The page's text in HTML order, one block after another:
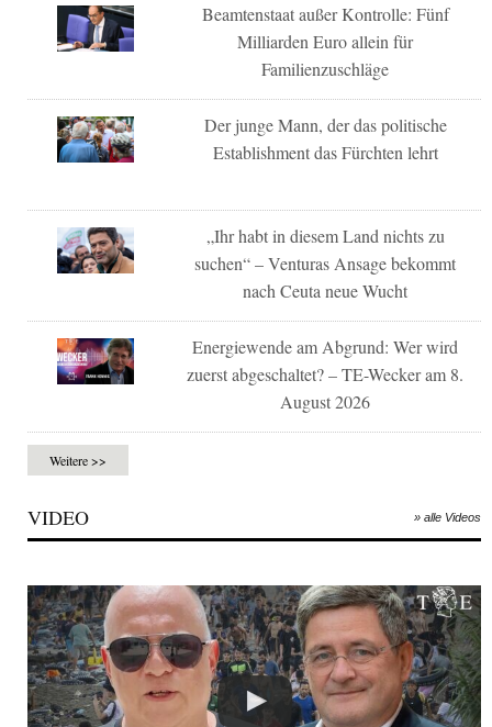
Beamtenstaat außer Kontrolle: Fünf
Milliarden Euro allein für
Familienzuschläge
Der junge Mann, der das politische
Establishment das Fürchten lehrt
„Ihr habt in diesem Land nichts zu
suchen“ – Venturas Ansage bekommt
nach Ceuta neue Wucht
Energiewende am Abgrund: Wer wird
zuerst abgeschaltet? – TE-Wecker am 8.
August 2026
Weitere >>
VIDEO » alle Videos